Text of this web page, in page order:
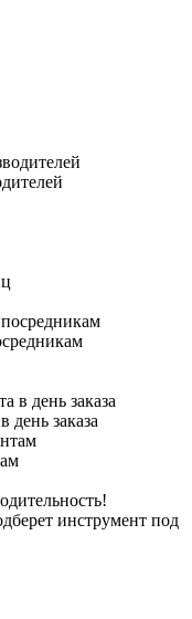
день заказа
инструмент под